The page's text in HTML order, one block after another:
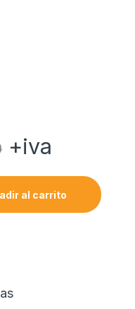
+iva
carta quantity
al carrito